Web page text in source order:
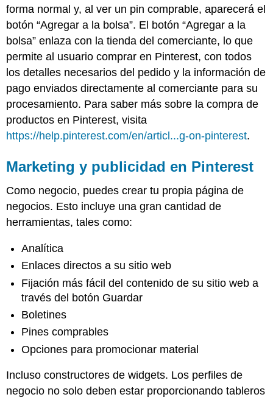
forma normal y, al ver un pin comprable, aparecerá el
botón “Agregar a la bolsa”. El botón “Agregar a la
bolsa” enlaza con la tienda del comerciante, lo que
permite al usuario comprar en Pinterest, con todos
los detalles necesarios del pedido y la información de
pago enviados directamente al comerciante para su
procesamiento. Para saber más sobre la compra de
productos en Pinterest, visita
https://help.pinterest.com/en/articl...g-on-pinterest.
Marketing y publicidad en Pinterest
Como negocio, puedes crear tu propia página de
negocios. Esto incluye una gran cantidad de
herramientas, tales como:
Analítica
Enlaces directos a su sitio web
Fijación más fácil del contenido de su sitio web a
través del botón Guardar
Boletines
Pines comprables
Opciones para promocionar material
Incluso constructores de widgets. Los perfiles de
negocio no solo deben estar proporcionando tableros